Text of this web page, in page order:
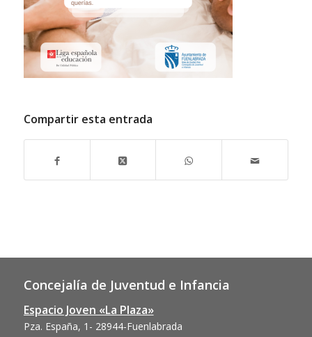
Compartir esta entrada
Concejalía de Juventud e Infancia
Espacio Joven «La Plaza»
Pza. España, 1- 28944-Fuenlabrada